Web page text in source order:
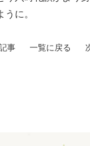
うに。
事 一覧に戻る